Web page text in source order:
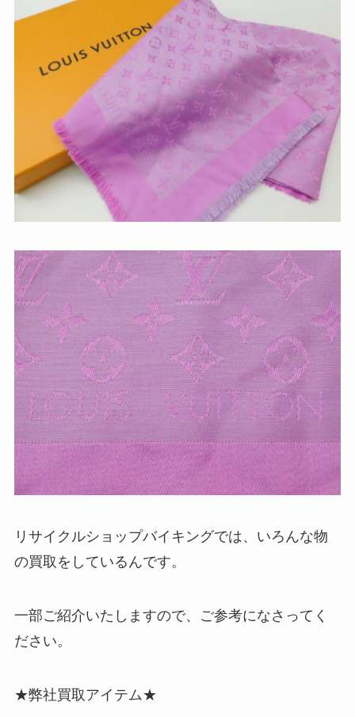
リサイクルショップバイキングでは、いろんな物
の買取をしているんです。
一部ご紹介いたしますので、ご参考になさってく
ださい。
★弊社買取アイテム★